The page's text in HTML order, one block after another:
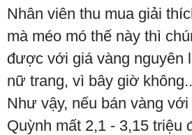
Nhân viên thu mua giải
mà méo mó thế này thì
được với giá vàng nguyên
nữ trang, vì bây giờ
Như vậy, nếu bán vàng
Quỳnh mất 2,1 - 3,15 triệu